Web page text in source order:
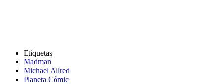
Etiquetas
Madman
Michael Allred
Planeta Cómic